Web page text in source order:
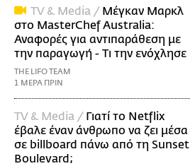
TV & Media / Μέγκαν Μαρκλ
στο MasterChef Australia:
Αναφορές για αντιπαράθεση με
την παραγωγή - Τι την ενόχλησε
THE LIFO TEAM
1 ΜΕΡΑ ΠΡΙΝ
TV & Media / Γιατί το Netflix
έβαλε έναν άνθρωπο να ζει μέσα
σε billboard πάνω από τη Sunset
Boulevard;